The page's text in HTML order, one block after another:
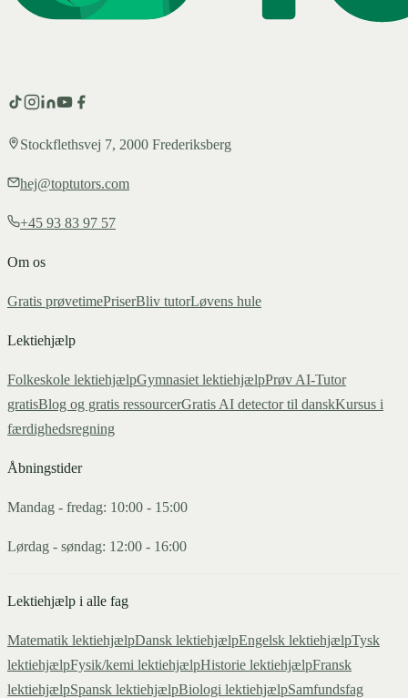
Stockflethsvej 7, 2000 Frederiksberg
hej@toptutors.com
+45 93 83 97 57
Om os
Gratis prøvetimePriserBliv tutorLøvens hule
Lektiehjælp
Folkeskole lektiehjælpGymnasiet lektiehjælpPrøv AI-Tutor
gratisBlog og gratis ressourcerGratis AI detector til danskKursus i
færdighedsregning
Åbningstider
Mandag - fredag: 10:00 - 15:00
Lørdag - søndag: 12:00 - 16:00
Lektiehjælp i alle fag
Matematik lektiehjælpDansk lektiehjælpEngelsk lektiehjælpTysk
lektiehjælpFysik/kemi lektiehjælpHistorie lektiehjælpFransk
lektiehjælpSpansk lektiehjælpBiologi lektiehjælpSamfundsfag